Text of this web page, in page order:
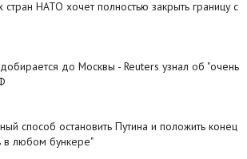
НАТО хочет полностью закрыть границу с
до Москвы - Reuters узнал об "очень
способ остановить Путина и положить конец
в любом бункере"